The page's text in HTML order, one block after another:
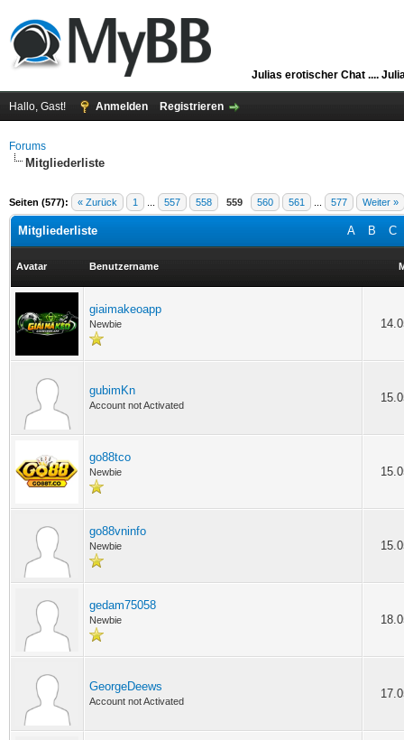
Julias erotischer Chat ....
Hallo, Gast! Anmelden Registrieren
Forums
Mitgliederliste
Seiten (577): « Zurück 1 557 558 559 560 561 577 Weiter »
A B C
Mitgliederliste
Avatar Benutzername
giaimakeoapp
Newbie
gubimKn
Account not Activated
go88tco
Newbie
go88vninfo
Newbie
gedam75058
Newbie
GeorgeDeews
Account not Activated